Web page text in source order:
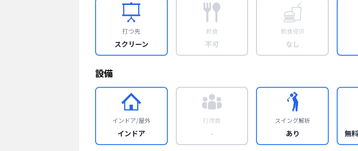
打つ先
スクリーン
飲食
不可
飲食提供
なし
設備
インドア/屋外
インドア
打席数
-
スイング解析
あり 無